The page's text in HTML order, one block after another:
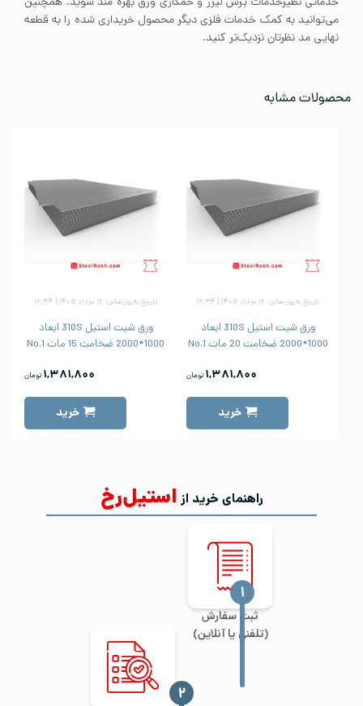
می‌توانید به کمک خدمات فلزی دیگر محصول خریداری شده را به قطعه
نهایی مد نظرتان نزدیک‌تر کنید.
محصولات مشابه
تاریخ به‌روزرسانی: ۱۲ مرداد ۱۴۰۵ | ۱۶:۳۴
ورق شیت استیل 310S ابعاد
1000*2000 ضخامت 20 مات No.1
۱,۳۸۱,۸۰۰ تومان
خرید
تاریخ به‌روزرسانی: ۱۲ مرداد ۱۴۰۵ | ۱۶:۳۴
ورق شیت استیل 310S ابعاد
1000*2000 ضخامت 15 مات No.1
۱,۳۸۱,۸۰۰ تومان
خرید
راهنمای خرید از استیل‌رخ
ثبت سفارش
(تلفنی یا آنلاین)
‍۱
‍۲